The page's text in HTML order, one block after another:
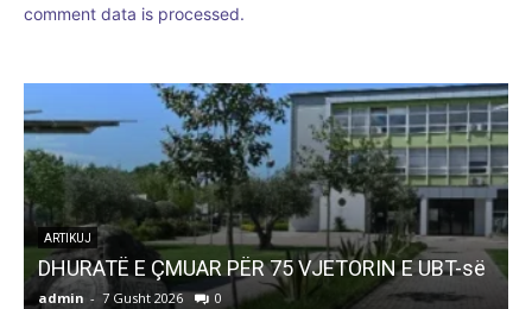
comment data is processed.
ARTIKUJ
DHURATË E ÇMUAR PËR 75 VJETORIN E UBT-së
admin - 7 Gusht 2026 0